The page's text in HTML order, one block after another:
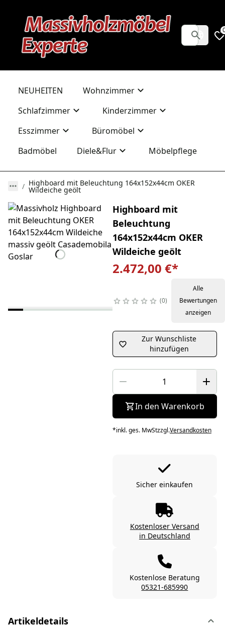
NEUHEITEN
Wohnzimmer
Schlafzimmer
Kinderzimmer
Esszimmer
Büromöbel
Badmöbel
Diele&Flur Möbelpflege
Highboard mit Beleuchtung 164x152x44cm OKER
Wildeiche geölt
Highboard mit
Beleuchtung
164x152x44cm OKER
Wildeiche geölt
2.472,00 €*
0
Alle
Bewertungen
anzeigen
Zur Wunschliste
hinzufügen
In den Warenkorb
*inkl. ges. MwStzzgl.Versandkosten
Sicher einkaufen
Kostenloser Versand
in Deutschland
Kostenlose Beratung
05321-685990
Artikeldetails